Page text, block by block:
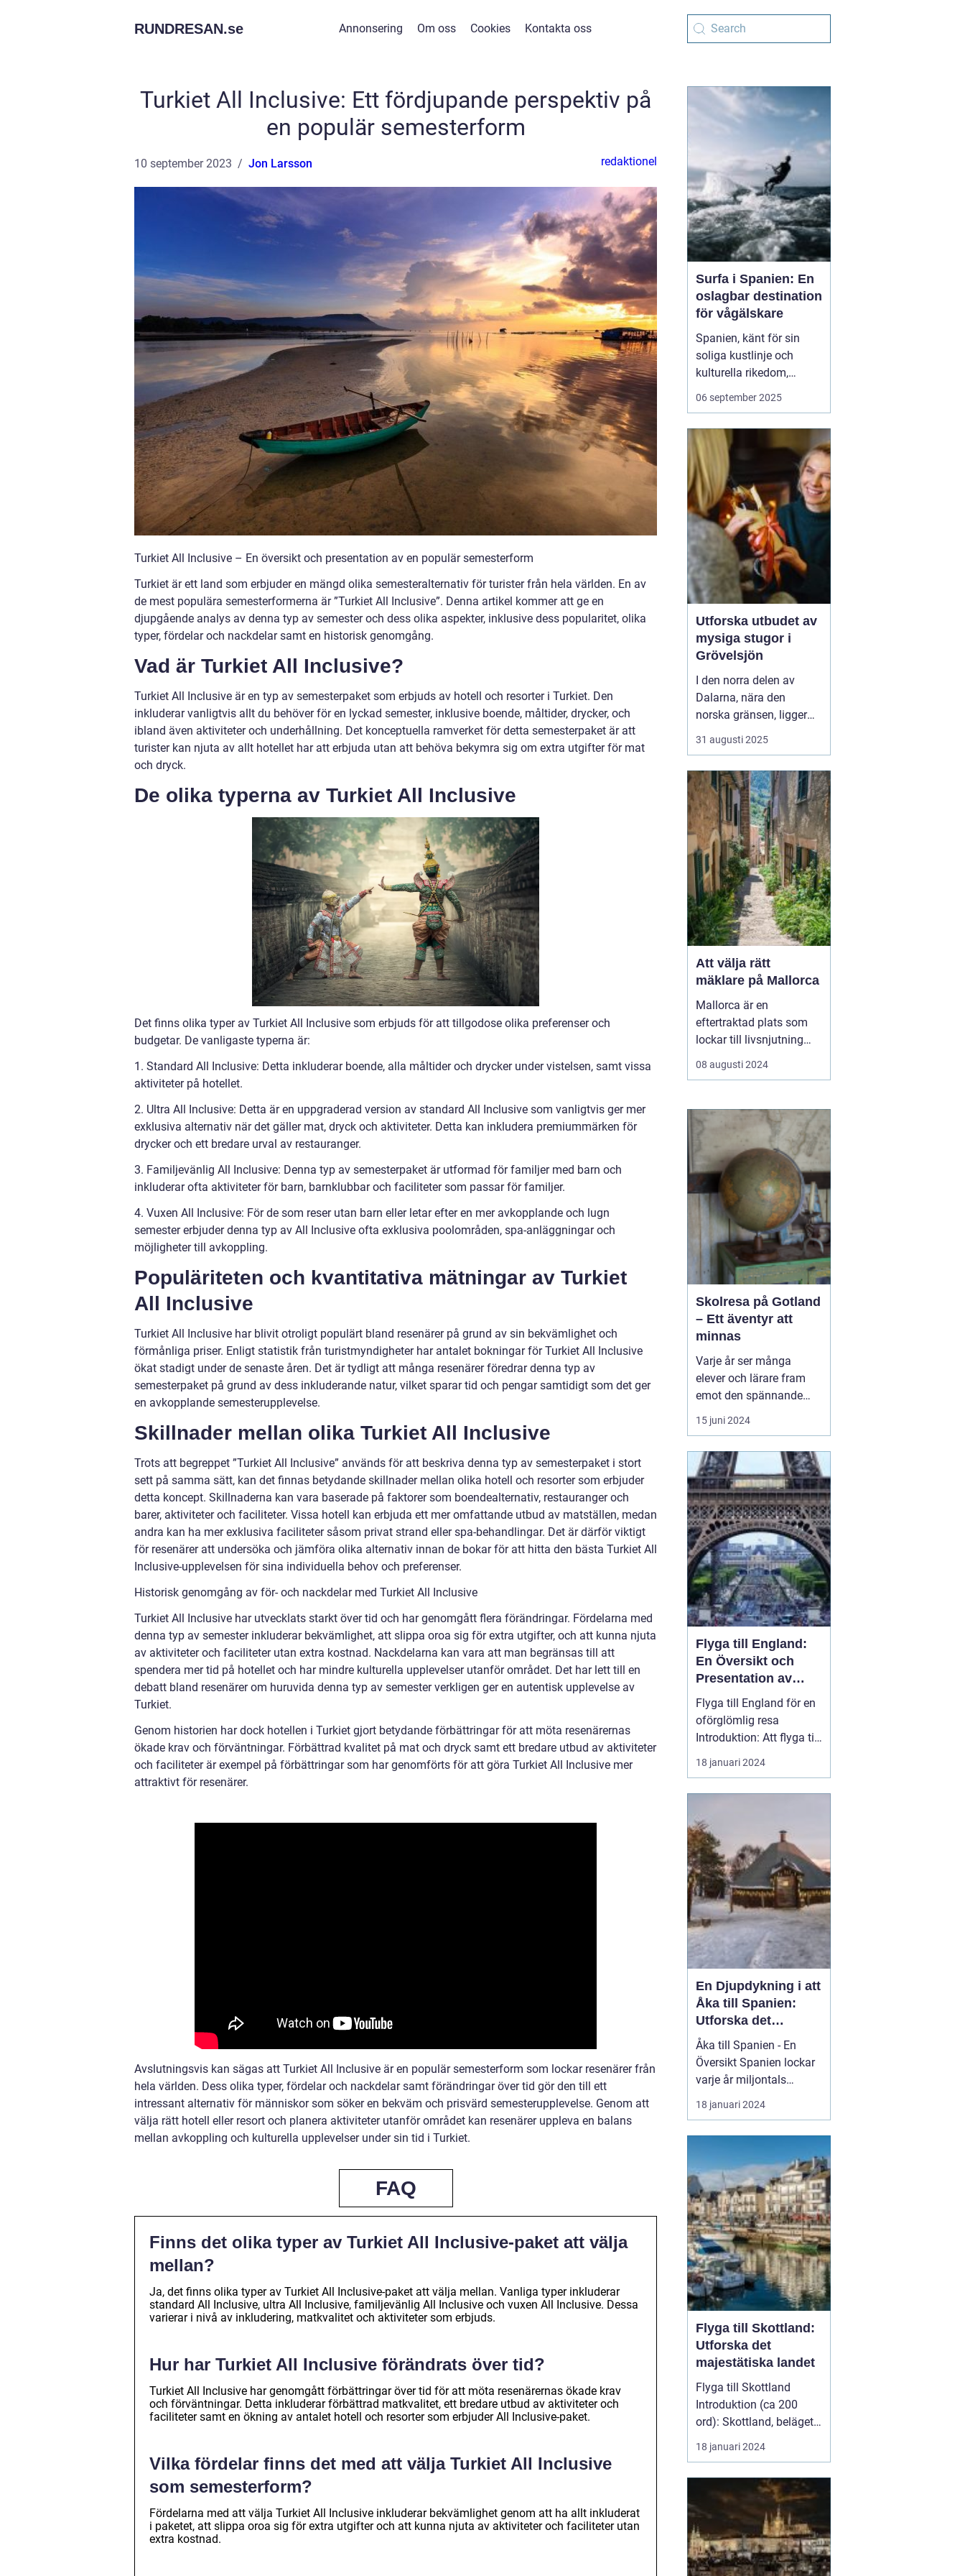
RUNDRESAN.se Annonsering Om oss Cookies Kontakta oss
Turkiet All Inclusive: Ett fördjupande perspektiv på
en populär semesterform
10 september 2023 Jon Larsson redaktionel
Turkiet All Inclusive – En översikt och presentation av en populär semesterform
Turkiet är ett land som erbjuder en mängd olika semesteralternativ för turister från hela världen. En av
de mest populära semesterformerna är ”Turkiet All Inclusive”. Denna artikel kommer att ge en
djupgående analys av denna typ av semester och dess olika aspekter, inklusive dess popularitet, olika
typer, fördelar och nackdelar samt en historisk genomgång.
Vad är Turkiet All Inclusive?
Turkiet All Inclusive är en typ av semesterpaket som erbjuds av hotell och resorter i Turkiet. Den
inkluderar vanligtvis allt du behöver för en lyckad semester, inklusive boende, måltider, drycker, och
ibland även aktiviteter och underhållning. Det konceptuella ramverket för detta semesterpaket är att
turister kan njuta av allt hotellet har att erbjuda utan att behöva bekymra sig om extra utgifter för mat
och dryck.
De olika typerna av Turkiet All Inclusive
Det finns olika typer av Turkiet All Inclusive som erbjuds för att tillgodose olika preferenser och
budgetar. De vanligaste typerna är:
1. Standard All Inclusive: Detta inkluderar boende, alla måltider och drycker under vistelsen, samt vissa
aktiviteter på hotellet.
2. Ultra All Inclusive: Detta är en uppgraderad version av standard All Inclusive som vanligtvis ger mer
exklusiva alternativ när det gäller mat, dryck och aktiviteter. Detta kan inkludera premiummärken för
drycker och ett bredare urval av restauranger.
3. Familjevänlig All Inclusive: Denna typ av semesterpaket är utformad för familjer med barn och
inkluderar ofta aktiviteter för barn, barnklubbar och faciliteter som passar för familjer.
4. Vuxen All Inclusive: För de som reser utan barn eller letar efter en mer avkopplande och lugn
semester erbjuder denna typ av All Inclusive ofta exklusiva poolområden, spa-anläggningar och
möjligheter till avkoppling.
Populäriteten och kvantitativa mätningar av Turkiet
All Inclusive
Turkiet All Inclusive har blivit otroligt populärt bland resenärer på grund av sin bekvämlighet och
förmånliga priser. Enligt statistik från turistmyndigheter har antalet bokningar för Turkiet All Inclusive
ökat stadigt under de senaste åren. Det är tydligt att många resenärer föredrar denna typ av
semesterpaket på grund av dess inkluderande natur, vilket sparar tid och pengar samtidigt som det ger
en avkopplande semesterupplevelse.
Skillnader mellan olika Turkiet All Inclusive
Trots att begreppet ”Turkiet All Inclusive” används för att beskriva denna typ av semesterpaket i stort
sett på samma sätt, kan det finnas betydande skillnader mellan olika hotell och resorter som erbjuder
detta koncept. Skillnaderna kan vara baserade på faktorer som boendealternativ, restauranger och
barer, aktiviteter och faciliteter. Vissa hotell kan erbjuda ett mer omfattande utbud av matställen, medan
andra kan ha mer exklusiva faciliteter såsom privat strand eller spa-behandlingar. Det är därför viktigt
för resenärer att undersöka och jämföra olika alternativ innan de bokar för att hitta den bästa Turkiet All
Inclusive-upplevelsen för sina individuella behov och preferenser.
Historisk genomgång av för- och nackdelar med Turkiet All Inclusive
Turkiet All Inclusive har utvecklats starkt över tid och har genomgått flera förändringar. Fördelarna med
denna typ av semester inkluderar bekvämlighet, att slippa oroa sig för extra utgifter, och att kunna njuta
av aktiviteter och faciliteter utan extra kostnad. Nackdelarna kan vara att man begränsas till att
spendera mer tid på hotellet och har mindre kulturella upplevelser utanför området. Det har lett till en
debatt bland resenärer om huruvida denna typ av semester verkligen ger en autentisk upplevelse av
Turkiet.
Genom historien har dock hotellen i Turkiet gjort betydande förbättringar för att möta resenärernas
ökade krav och förväntningar. Förbättrad kvalitet på mat och dryck samt ett bredare utbud av aktiviteter
och faciliteter är exempel på förbättringar som har genomförts för att göra Turkiet All Inclusive mer
attraktivt för resenärer.
Avslutningsvis kan sägas att Turkiet All Inclusive är en populär semesterform som lockar resenärer från
hela världen. Dess olika typer, fördelar och nackdelar samt förändringar över tid gör den till ett
intressant alternativ för människor som söker en bekväm och prisvärd semesterupplevelse. Genom att
välja rätt hotell eller resort och planera aktiviteter utanför området kan resenärer uppleva en balans
mellan avkoppling och kulturella upplevelser under sin tid i Turkiet.
FAQ
Finns det olika typer av Turkiet All Inclusive-paket att välja
mellan?
Ja, det finns olika typer av Turkiet All Inclusive-paket att välja mellan. Vanliga typer inkluderar
standard All Inclusive, ultra All Inclusive, familjevänlig All Inclusive och vuxen All Inclusive. Dessa
varierar i nivå av inkludering, matkvalitet och aktiviteter som erbjuds.
Hur har Turkiet All Inclusive förändrats över tid?
Turkiet All Inclusive har genomgått förbättringar över tid för att möta resenärernas ökade krav
och förväntningar. Detta inkluderar förbättrad matkvalitet, ett bredare utbud av aktiviteter och
faciliteter samt en ökning av antalet hotell och resorter som erbjuder All Inclusive-paket.
Vilka fördelar finns det med att välja Turkiet All Inclusive
som semesterform?
Fördelarna med att välja Turkiet All Inclusive inkluderar bekvämlighet genom att ha allt inkluderat
i paketet, att slippa oroa sig för extra utgifter och att kunna njuta av aktiviteter och faciliteter utan
extra kostnad.
Surfa i Spanien: En
oslagbar destination
för vågälskare
Spanien, känt för sin
soliga kustlinje och
kulturella rikedom,
erbjuder också
fantastiska möjligheter
brusande Atlanten till det
lugnare Medelhavet,
Spanien lockar surfare
från hela vär...
06 september 2025
Utforska utbudet av
mysiga stugor i
Grövelsjön
I den norra delen av
Dalarna, nära den
norska gränsen, ligger
den pittoreska fjällbyn
Grövelsjön. Denna plats
naturälskare och
friluftsentusiaster.
Grövelsjön erbjuder en
spektakul&...
31 augusti 2025
Att välja rätt
mäklare på Mallorca
Mallorca är en
eftertraktad plats som
lockar till livsnjutning
bland kristallklart vatten,
pittoreska landskap och
Föreställ dig en
promenad längs
strandkanten eller ett
glas vino på terrassen
med uts...
08 augusti 2024
Skolresa på Gotland
– Ett äventyr att
minnas
Varje år ser många
elever och lärare fram
emot den spännande
skolresa som blivit en
tradition i det svenska
destination som sticker
ut och erbjuder en
kombination av
historiskt lärande,
fantastisk natur och...
15 juni 2024
Flyga till England:
En Översikt och
Presentation av
Resmöjligheter
Flyga till England för en
oförglömlig resa
Introduktion: Att flyga till
England är en po...
18 januari 2024
En Djupdykning i att
Åka till Spanien:
Utforska det
Mångfacetterade
Spanien
Åka till Spanien - En
Översikt Spanien lockar
varje år miljontals
besökare med sina
fantastiska stränder, rika
varierade geografi och
klimat erbjuder Spanien
något för alla smaker.
Oavsett om du är ute
eft...
18 januari 2024
Flyga till Skottland:
Utforska det
majestätiska landet
Flyga till Skottland
Introduktion (ca 200
ord): Skottland, beläget i
norra delen av Stor...
18 januari 2024